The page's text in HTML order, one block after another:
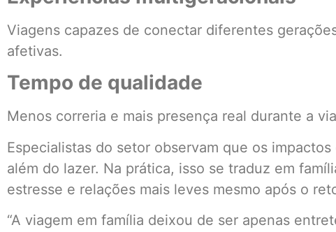
Viagens capazes de conectar diferentes
afetivas.
Tempo de qualidade
Menos correria e mais presença real durante a
Especialistas do setor observam que os
além do lazer. Na prática, isso se traduz em
estresse e relações mais leves mesmo após o
“A viagem em família deixou de ser apenas